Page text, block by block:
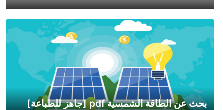
بحث عن الطاقة الشمسية pdf [جاهز للطباعة]